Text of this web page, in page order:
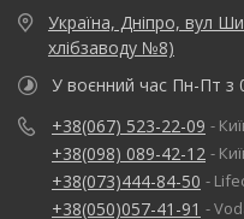
Україна, Дніпро, вул
хлібзаводу №8)
У воєнний час Пн-Пт з
+38(067) 523-22-09 -
+38(098) 089-42-12 -
+38(073)444-84-50 -
+38(050)057-41-91 -